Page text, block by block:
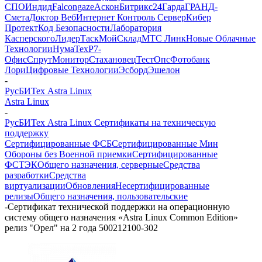
СПОИндидFalcongazeАсконБитрикс24ГардаГРАНД-
СметаДоктор ВебИнтернет Контроль СерверКибер
ПротектКод БезопасностиЛаборатория
КасперскогоЛидерТаскМойСкладМТС ЛинкНовые Облачные
ТехнологииНумаТехР7-
ОфисСпрутМониторСтахановецТестОпсФотобанк
ЛориЦифровые ТехнологииЭсбордЭшелон
-
РусБИТех Astra Linux
Astra Linux
-
РусБИТех Astra Linux Сертификаты на техническую
поддержку
Сертифицированные ФСБСертифицированные Мин
Обороны без Военной приемкиСертифицированные
ФСТЭКОбщего назначения, серверныеСредства
разработкиСредства
виртуализацииОбновленияНесертифицированные
релизыОбщего назначения, пользовательские
-Сертификат технической поддержки на операционную
систему общего назначения «Astra Linux Common Edition»
релиз "Орел" на 2 года 500212100-302